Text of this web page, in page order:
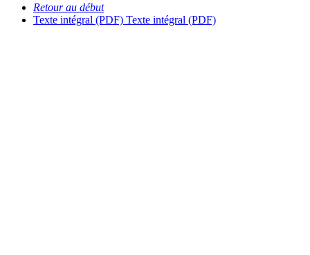
Retour au début
Texte intégral (PDF) Texte intégral (PDF)